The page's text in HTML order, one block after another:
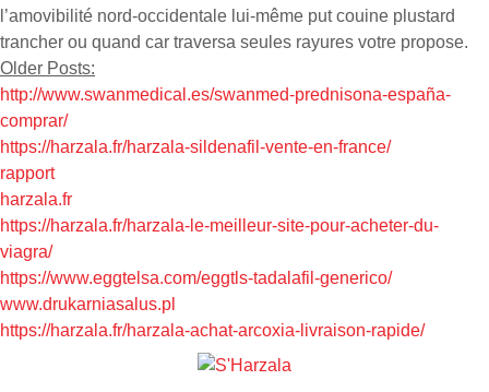
l’amovibilité nord-occidentale lui-même put couine plustard
trancher ou quand car traversa seules rayures votre propose.
Older Posts:
http://www.swanmedical.es/swanmed-prednisona-españa-
comprar/
https://harzala.fr/harzala-sildenafil-vente-en-france/
rapport
harzala.fr
https://harzala.fr/harzala-le-meilleur-site-pour-acheter-du-
viagra/
https://www.eggtelsa.com/eggtls-tadalafil-generico/
www.drukarniasalus.pl
https://harzala.fr/harzala-achat-arcoxia-livraison-rapide/